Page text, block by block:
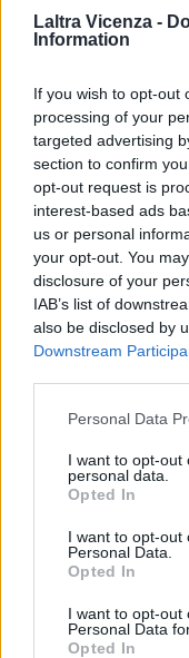
Laltra Vicenza -
Information
If you wish to opt-out
processing of your
targeted advertising
section to confirm
opt-out request is
interest-based ads
us or personal
your opt-out. You
disclosure of your
IAB’s list of
also be disclosed by
Downstream
Personal Data
I want to opt-out
personal data.
Opted In
I want to opt-out
Personal Data.
Opted In
I want to opt-out
Personal Data
Opted In
LATEST POSTS
6
5
3